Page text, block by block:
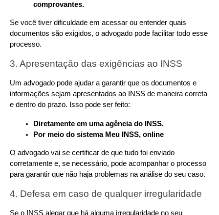
comprovantes.
Se você tiver dificuldade em acessar ou entender quais
documentos são exigidos, o advogado pode facilitar todo esse
processo.
3. Apresentação das exigências ao INSS
Um advogado pode ajudar a garantir que os documentos e
informações sejam apresentados ao INSS de maneira correta
e dentro do prazo. Isso pode ser feito:
Diretamente em uma agência do INSS.
Por meio do sistema Meu INSS, online
O advogado vai se certificar de que tudo foi enviado
corretamente e, se necessário, pode acompanhar o processo
para garantir que não haja problemas na análise do seu caso.
4. Defesa em caso de qualquer irregularidade
Se o INSS alegar que há alguma irregularidade no seu